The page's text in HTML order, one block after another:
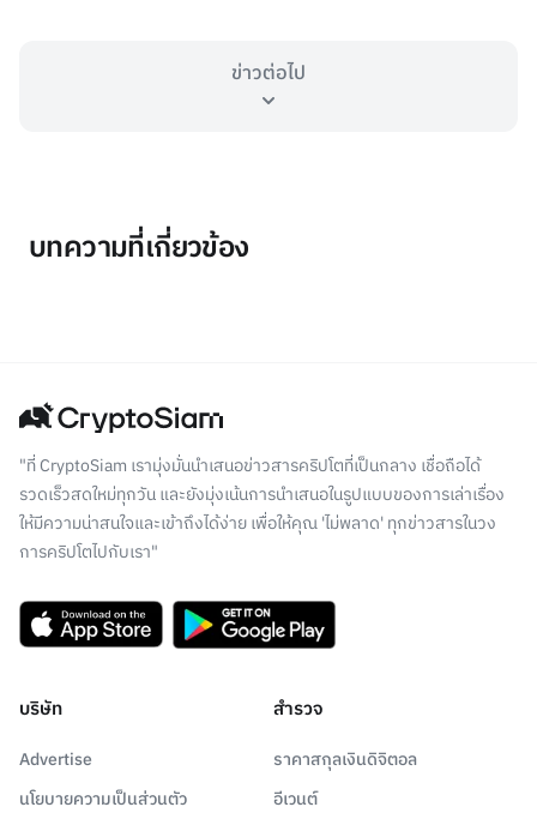
ข่าวต่อไป
บทความที่เกี่ยวข้อง
"ที่ CryptoSiam เรามุ่งมั่นนำเสนอข่าวสารคริปโตที่เป็นกลาง เชื่อถือได้
รวดเร็วสดใหม่ทุกวัน และยังมุ่งเน้นการนำเสนอในรูปแบบของการเล่าเรื่อง
ให้มีความน่าสนใจและเข้าถึงได้ง่าย เพื่อให้คุณ 'ไม่พลาด' ทุกข่าวสารในวง
การคริปโตไปกับเรา"
บริษัท
Advertise
นโยบายความเป็นส่วนตัว
สำรวจ
ราคาสกุลเงินดิจิตอล
อีเวนต์